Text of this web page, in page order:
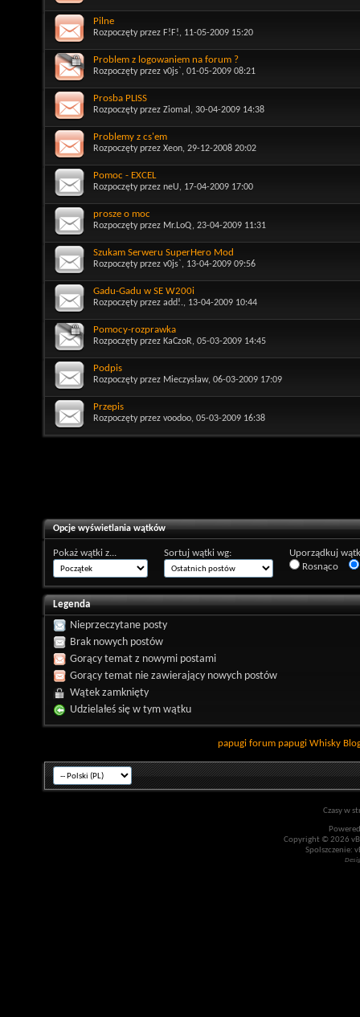
Pilne
Rozpoczęty przez F!F!, 11-05-2009 15:20
Problem z logowaniem na forum ?
Rozpoczęty przez v0js`, 01-05-2009 08:21
Prosba PLISS
Rozpoczęty przez Ziomal , 30-04-2009 14:38
Problemy z cs'em
Rozpoczęty przez Xeon, 29-12-2008 20:02
Pomoc - EXCEL
Rozpoczęty przez neU, 17-04-2009 17:00
prosze o moc
Rozpoczęty przez Mr.LoQ, 23-04-2009 11:31
Szukam Serweru SuperHero Mod
Rozpoczęty przez v0js`, 13-04-2009 09:56
Gadu-Gadu w SE W200i
Rozpoczęty przez add!., 13-04-2009 10:44
Pomocy-rozprawka
Rozpoczęty przez KaCzoR, 05-03-2009 14:45
Podpis
Rozpoczęty przez Mieczysław, 06-03-2009 17:09
Przepis
Rozpoczęty przez voodoo, 05-03-2009 16:38
Opcje wyświetlania wątków
Pokaż wątki z... Sortuj wątki wg:
Uporządkuj
Rosnąco
Legenda
Nieprzeczytane posty
Brak nowych postów
Gorący temat z nowymi postami
Gorący temat nie zawierający nowych postów
Wątek zamknięty
Udzielałeś się w tym wątku
papugi forum papugi Whisky
Czasy w
Copyright © 2026
Spolszczenie: